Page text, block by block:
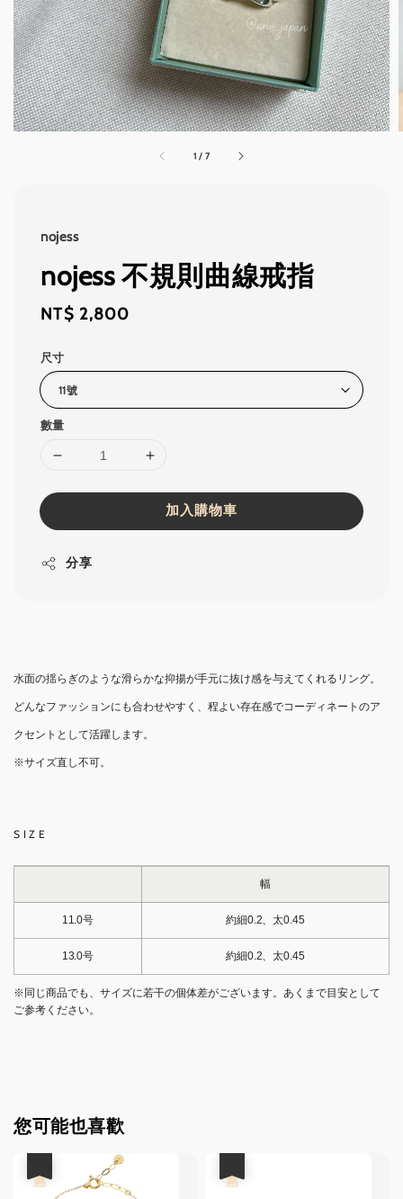
1 / 7
nojess
nojess 不規則曲線戒指
Regular
NT$ 2,800
尺寸
數量
加入購物車
分享
水面の揺らぎのような滑らかな抑揚が手元に抜け感を与えてくれるリング。
どんなファッションにも合わせやすく、程よい存在感でコーディネートのア
クセントとして活躍します。
※サイズ直し不可。
SIZE
幅
11.0号 約細0.2、太0.45
13.0号 約細0.2、太0.45
※同じ商品でも、サイズに若干の個体差がございます。あくまで目安として
ご参考ください。
您可能也喜歡